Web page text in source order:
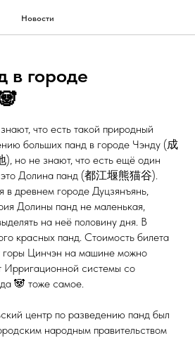
Новости
в городе
что есть такой природный
больших панд в городе Чэнду (成
но не знают, что есть ещё один
это Долина панд (都江堰熊猫谷).
в древнем городе Дуцзянъянь,
Долины панд не маленькая,
на неё половину дня. В
красных панд. Стоимость билета
Цинчэн на машине можно
Ирригационной системы со
🐼 тоже самое.
центр по разведению панд был
народным правительством